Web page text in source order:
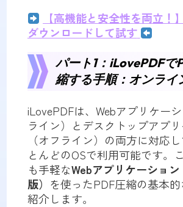
【高機能と安全性を両立！
ダウンロードして試す
パート1：iLovePDFで
縮する手順：オンライ
iLovePDFは、Webアプリケー
ライン）とデスクトップアプ
（オフライン）の両方に対応
とんどのOSで利用可能です。
も手軽なWebアプリケーショ
版） を使ったPDF圧縮の基本
紹介します。